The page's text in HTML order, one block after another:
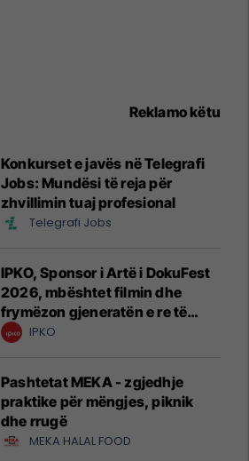
Reklamo këtu
Konkurset e javës në Telegrafi
Jobs: Mundësi të reja për
zhvillimin tuaj profesional
Telegrafi Jobs
IPKO, Sponsor i Artë i DokuFest
2026, mbështet filmin dhe
frymëzon gjeneratën e re të
krijuesve
IPKO
Pashtetat MEKA - zgjedhje
praktike për mëngjes, piknik
dhe rrugë
MEKA HALAL FOOD